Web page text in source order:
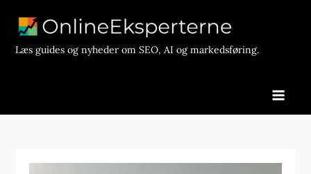
contentLæs guides og nyheder om SEO, AI og markedsføring.